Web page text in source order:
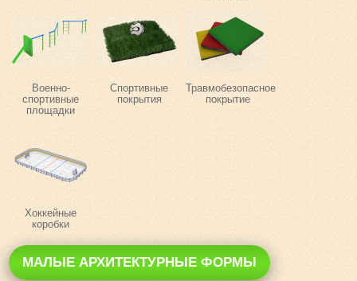
Военно-
спортивные
площадки
Спортивные
покрытия
Травмобезопасное
покрытие
Хоккейные
коробки
МАЛЫЕ АРХИТЕКТУРНЫЕ ФОРМЫ